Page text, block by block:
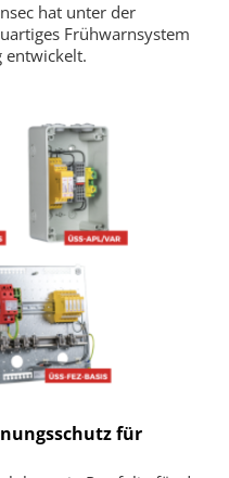
hat unter der
Frühwarnsystem
entwickelt.
für